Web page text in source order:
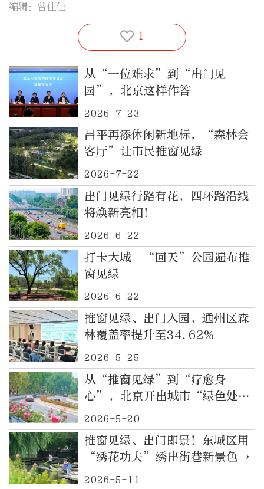
编辑：曾佳佳
1
从“一位难求”到“出门见
园”，北京这样作答
2026-7-23
昌平再添休闲新地标，“森林会
客厅”让市民推窗见绿
2026-7-22
出门见绿行路有花，四环路沿线
将焕新亮相！
2026-6-22
打卡大城｜“回天”公园遍布推
窗见绿
2026-6-22
推窗见绿、出门入园，通州区森
林覆盖率提升至34.62%
2026-5-25
从“推窗见绿”到“疗愈身
心”，北京开出城市“绿色处
方”
2026-5-20
推窗见绿、出门即景！东城区用
“绣花功夫”绣出街巷新景色→
2026-5-11